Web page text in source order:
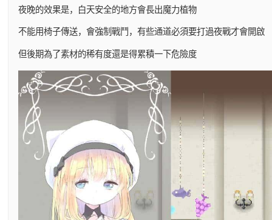
夜晚的效果是，白天安全的地方會長出魔力植物
不能用椅子傳送，會強制戰鬥，有些通道必須要打過夜戰才會開啟
但後期為了素材的稀有度還是得累積一下危險度